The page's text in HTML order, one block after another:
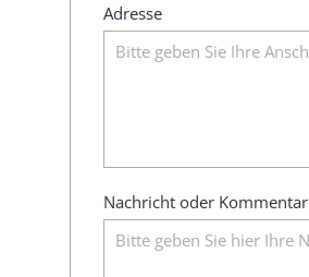
Adresse
Nachricht oder Kommentar